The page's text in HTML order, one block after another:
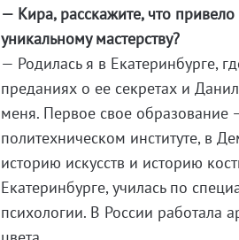
— Кира, расскажите, что
уникальному мастерству?
— Родилась я в Екатеринбурге,
преданиях о ее секретах и
меня. Первое свое образование
политехническом институте, в
историю искусств и историю
Екатеринбурге, училась по
психологии. В России работала